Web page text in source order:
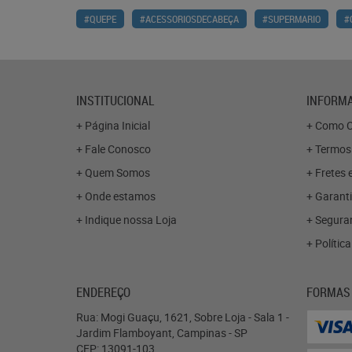
#QUEPE #ACESSORIOSDECABEÇA #SUPERMARIO
INSTITUCIONAL
Página Inicial
Fale Conosco
Quem Somos
Onde estamos
Indique nossa Loja
Como
Fretes
ENDEREÇO
Rua: Mogi Guaçu, 1621, Sobre Loja - Sala 1 -
Jardim Flamboyant, Campinas-SP
CEP: 13091-103